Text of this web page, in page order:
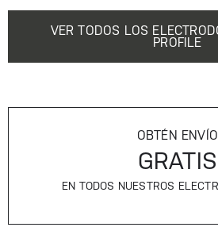
VER TODOS LOS
PROFILE
OBTÉN ENVÍO
GRATIS
EN TODOS NUESTROS